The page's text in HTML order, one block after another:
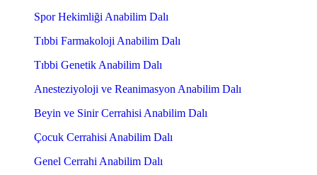
Spor Hekimliği Anabilim Dalı
Tıbbi Farmakoloji Anabilim Dalı
Tıbbi Genetik Anabilim Dalı
Anesteziyoloji ve Reanimasyon Anabilim Dalı
Beyin ve Sinir Cerrahisi Anabilim Dalı
Çocuk Cerrahisi Anabilim Dalı
Genel Cerrahi Anabilim Dalı